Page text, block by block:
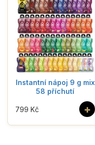
Instantní nápoj 9 g mix
58 příchutí
+
799 Kč